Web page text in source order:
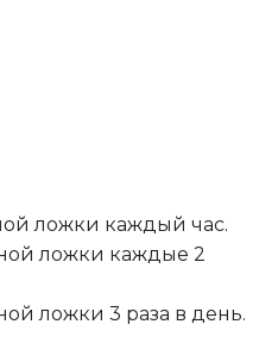
ложки каждый час.
ложки каждые 2
ложки 3 раза в день.